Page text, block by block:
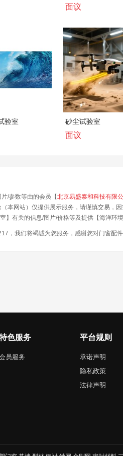
面议
验室 砂尘试验室
面议
/参数等由的会员【北京易盛泰和科技有限
本网站）仅提供展示服务，请谨慎交易，
】有关的信息/图片/价格等及提供【海洋环
，我们将竭诚为您服务，感谢您对门窗配
色服务
员服务
平台规则
承诺声明
隐私政策
法律声明